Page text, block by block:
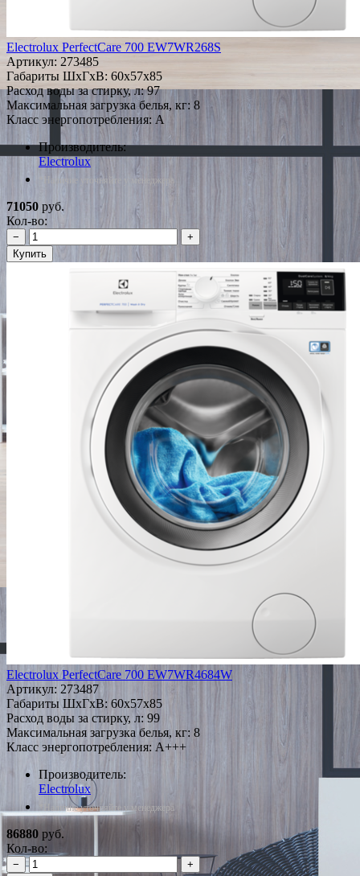
Electrolux PerfectCare 700 EW7WR268S
Артикул: 273485
Габариты ШxГxВ: 60x57x85
Расход воды за стирку, л: 97
Максимальная загрузка белья, кг: 8
Класс энергопотребления: A
Производитель:
Electrolux
*Наличие уточняйте у менеджера
71050 руб.
Кол-во:
−
+
Купить
Electrolux PerfectCare 700 EW7WR4684W
Артикул: 273487
Габариты ШxГxВ: 60x57x85
Расход воды за стирку, л: 99
Максимальная загрузка белья, кг: 8
Класс энергопотребления: A+++
Производитель:
Electrolux
*Наличие уточняйте у менеджера
86880 руб.
Кол-во:
−
+